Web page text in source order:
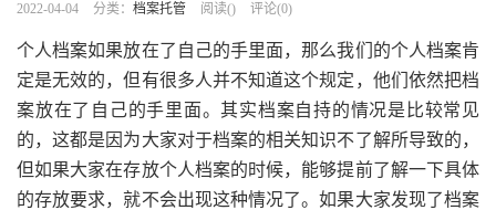
2022-04-04 分类： 档案托管 阅读() 评论(0)
个人档案如果放在了自己的手里面，那么我们的个人档案肯
定是无效的，但有很多人并不知道这个规定，他们依然把档
案放在了自己的手里面。其实档案自持的情况是比较常见
的，这都是因为大家对于档案的相关知识不了解所导致的，
但如果大家在存放个人档案的时候，能够提前了解一下具体
的存放要求，就不会出现这种情况了。如果大家发现了档案